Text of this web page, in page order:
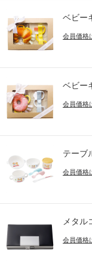
ベビー
会員価格
ベビー
会員価格
テーブ
会員価格
メタル
会員価格